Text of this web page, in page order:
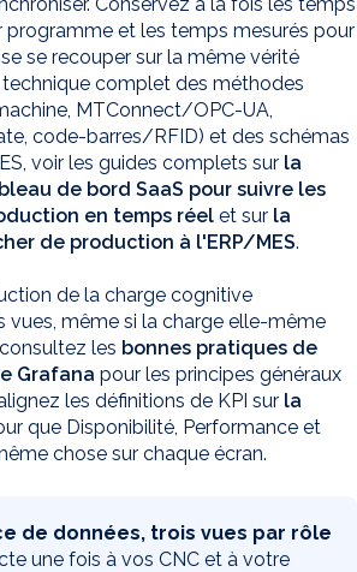
Conservez à la fois les temps
et les temps mesurés pour
se recouper sur la même vérité
technique complet des méthodes
MTConnect/OPC-UA,
code-barres/RFID) et des schémas
voir les guides complets sur la
de bord SaaS pour suivre les
en temps réel et sur la
de production à l'ERP/MES.
de la charge cognitive
vues, même si la charge elle-même
les bonnes pratiques de
Grafana pour les principes généraux
les définitions de KPI sur la
que Disponibilité, Performance et
chose sur chaque écran.
de données, trois vues par rôle
une fois à vos CNC et à votre